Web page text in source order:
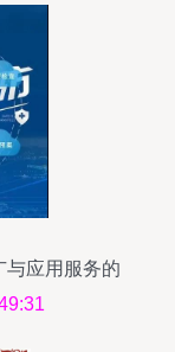
与应用服务的